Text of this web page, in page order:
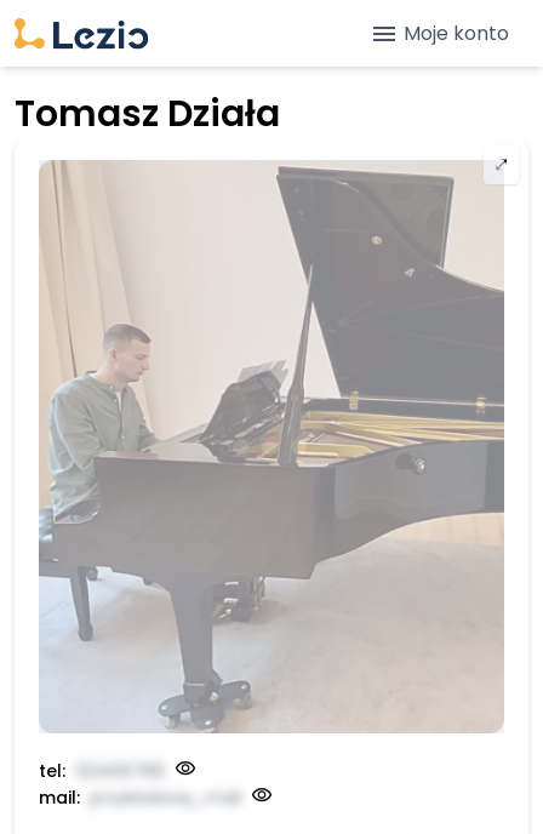
menu Moje konto
Tomasz Działa
tel:
mail: przykładowy_mail
⤢